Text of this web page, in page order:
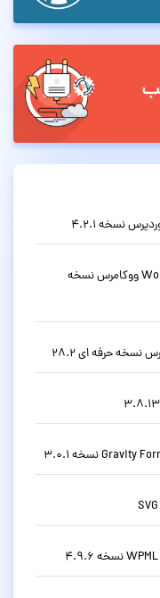
قالب فروشگاهی چندمنظوره وودمارت WoodMart ووکامرس نسخه